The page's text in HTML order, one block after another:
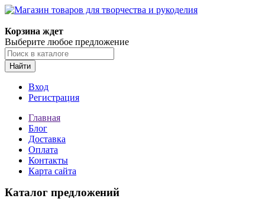
Корзина ждет
Выберите любое предложение
Найти
Вход
Регистрация
Главная
Блог
Доставка
Оплата
Контакты
Карта сайта
Каталог предложений